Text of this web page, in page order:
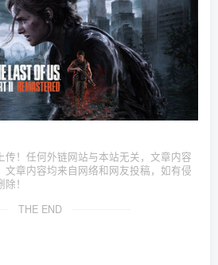
传！任何外链网站与本站无关，文章内容
文章内容均来自网络和网友投稿，如有侵
！
THE END